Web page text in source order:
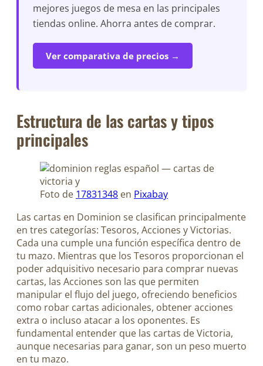
mejores juegos de mesa en las principales
tiendas online. Ahorra antes de comprar.
Ver comparativa de precios →
Estructura de las cartas y tipos
principales
Foto de 17831348 en Pixabay
Las cartas en Dominion se clasifican principalmente
en tres categorías: Tesoros, Acciones y Victorias.
Cada una cumple una función específica dentro de
tu mazo. Mientras que los Tesoros proporcionan el
poder adquisitivo necesario para comprar nuevas
cartas, las Acciones son las que permiten
manipular el flujo del juego, ofreciendo beneficios
como robar cartas adicionales, obtener acciones
extra o incluso atacar a los oponentes. Es
fundamental entender que las cartas de Victoria,
aunque necesarias para ganar, son un peso muerto
en tu mazo.